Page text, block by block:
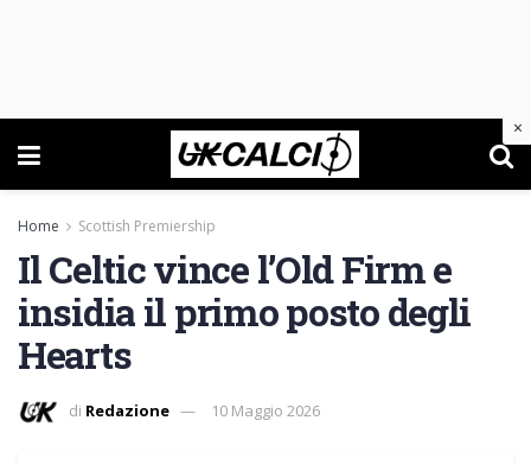
Home Scottish Premiership
Il Celtic vince l’Old Firm e
insidia il primo posto degli
Hearts
di Redazione 10 Maggio 2026
×